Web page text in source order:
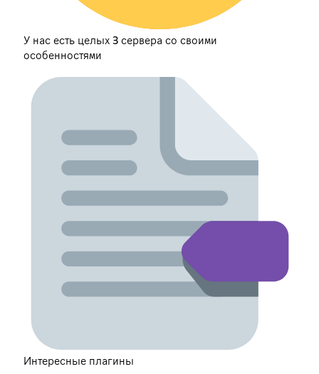
У нас есть целых 3 сервера со своими
особенностями
Интересные плагины